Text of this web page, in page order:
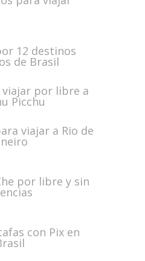
12 destinos
de Brasil
viajar por libre a
Picchu
viajar a Rio de
por libre y sin
con Pix en